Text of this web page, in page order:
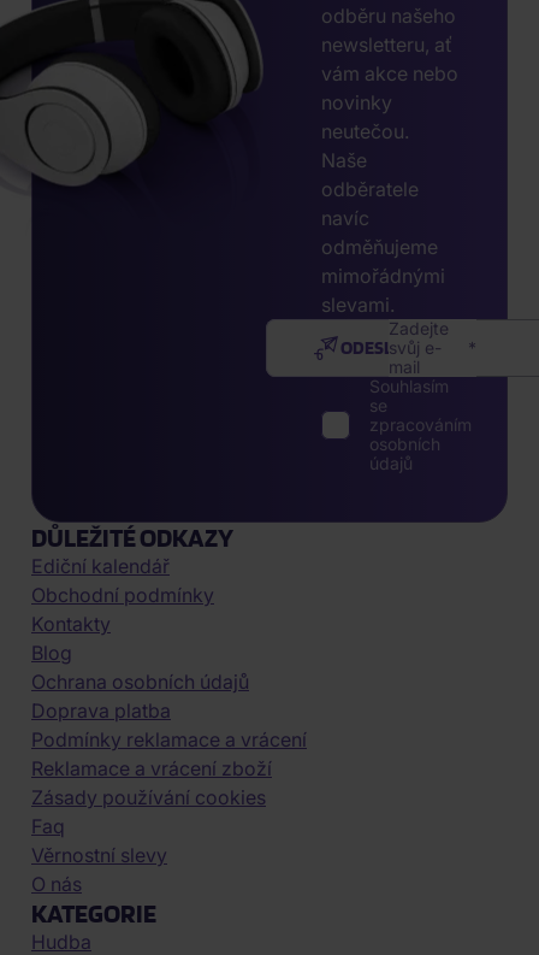
odběru našeho
newsletteru, ať
vám akce nebo
novinky
neutečou.
Naše
odběratele
navíc
odměňujeme
mimořádnými
slevami.
Zadejte
svůj e-
mail
ODESLAT
Souhlasím
se
zpracováním
osobních
údajů
DŮLEŽITÉ ODKAZY
Ediční kalendář
Obchodní podmínky
Kontakty
Blog
Ochrana osobních údajů
Doprava platba
Podmínky reklamace a vrácení
Reklamace a vrácení zboží
Zásady používání cookies
Faq
Věrnostní slevy
O nás
KATEGORIE
Hudba